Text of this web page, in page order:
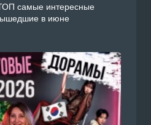
самые интересные
в июне